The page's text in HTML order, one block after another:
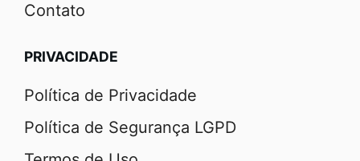
Contato
PRIVACIDADE
Política de Privacidade
Política de Segurança LGPD